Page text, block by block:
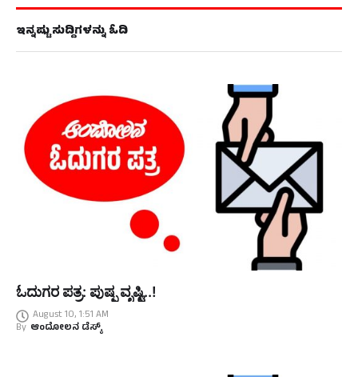
ಇನ್ನಷ್ಟು ಸುದ್ದಿಗಳನ್ನು ಓದಿ
ಓದುಗರ ಪತ್ರ: ಪುಷ್ಪ ವೃಷ್ಟಿ..!
August 10, 1:51 AM
By ಆಂದೋಲನ ಡೆಸ್ಕ್